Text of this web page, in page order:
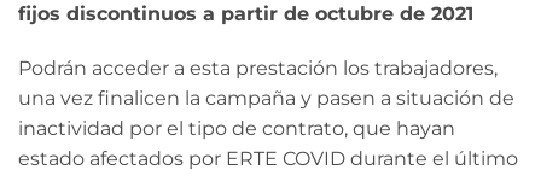
fijos discontinuos a partir de octubre de 2021
Podrán acceder a esta prestación los trabajadores,
una vez finalicen la campaña y pasen a situación de
inactividad por el tipo de contrato, que hayan
estado afectados por ERTE COVID durante el último